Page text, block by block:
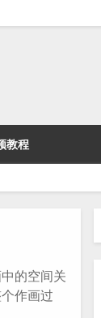
教程
的空间关
作画过